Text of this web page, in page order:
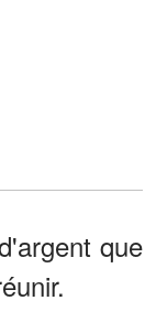
que